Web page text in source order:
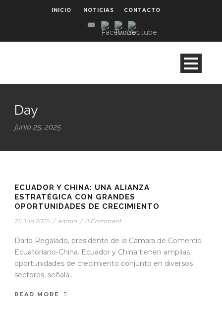
INICIO NOTICIAS CONTACTO
Day
junio 25, 2025
ECUADOR Y CHINA: UNA ALIANZA
ESTRATÉGICA CON GRANDES
OPORTUNIDADES DE CRECIMIENTO
25 Jun 2025 / admin / 0 Comment
Darío Regalado, presidente de la Cámara de Comercio
Ecuatoriano-China. Ecuador y China tienen amplias
oportunidades de crecimiento conjunto en diversos
sectores, señala...
READ MORE